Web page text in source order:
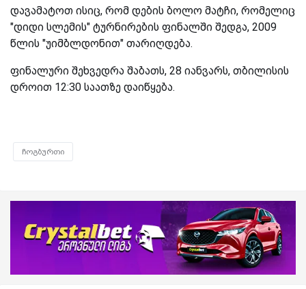
დავამატოთ ისიც, რომ დების ბოლო მატჩი, რომელიც
"დიდი სლემის" ტურნირების ფინალში შედგა, 2009
წლის "უიმბლდონით" თარიღდება.
ფინალური შეხვედრა შაბათს, 28 იანვარს, თბილისის
დროით 12:30 საათზე დაიწყება.
ჩოგბურთი